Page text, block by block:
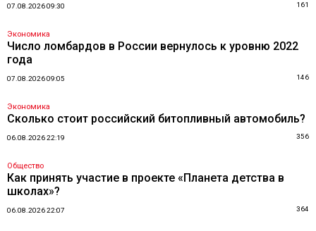
07.08.2026 09:30 161
Экономика
Число ломбардов в России вернулось к уровню 2022
года
07.08.2026 09:05 146
Экономика
Сколько стоит российский битопливный автомобиль?
06.08.2026 22:19 356
Общество
Как принять участие в проекте «Планета детства в
школах»?
06.08.2026 22:07 364